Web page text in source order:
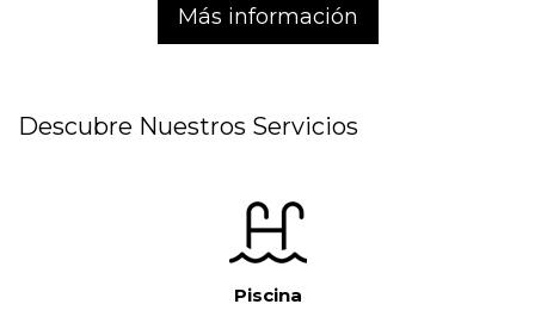
Más información
Descubre Nuestros Servicios
Piscina